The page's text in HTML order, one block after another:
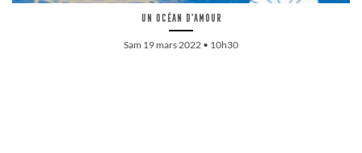
Un océan d’amour
Sam 19 mars 2022 • 10h30